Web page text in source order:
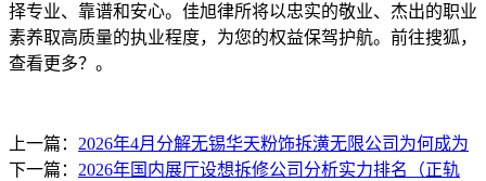
择专业、靠谱和安心。佳旭律所将以忠实的敬业、杰出的职业
素养取高质量的执业程度，为您的权益保驾护航。前往搜狐，
查看更多？。
上一篇： 2026年4月分解无锡华天粉饰拆潢无限公司为何成为
下一篇： 2026年国内展厅设想拆修公司分析实力排名（正轨